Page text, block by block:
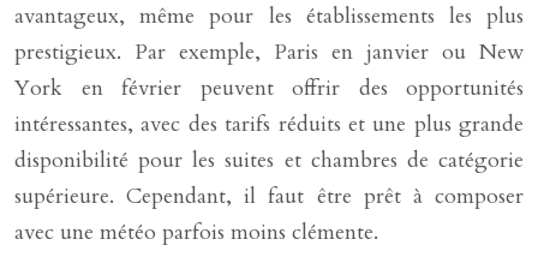
avantageux, même pour les établissements les plus
prestigieux. Par exemple, Paris en janvier ou New
York en février peuvent offrir des opportunités
intéressantes, avec des tarifs réduits et une plus grande
disponibilité pour les suites et chambres de catégorie
supérieure. Cependant, il faut être prêt à composer
avec une météo parfois moins clémente.